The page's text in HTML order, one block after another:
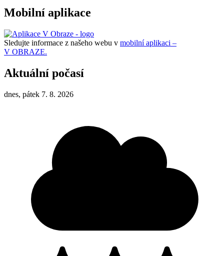
Mobilní aplikace
Sledujte informace z našeho webu v mobilní aplikaci –
V OBRAZE.
Aktuální počasí
dnes, pátek 7. 8. 2026